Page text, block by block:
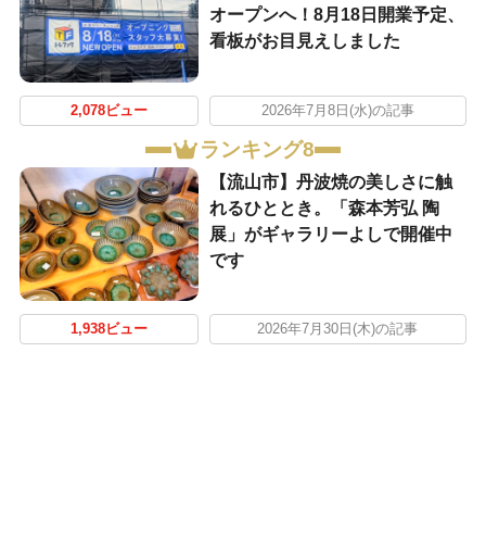
オープンへ！8月18日開業予定、
看板がお目見えしました
2,078ビュー 2026年7月8日(水)の記事
ランキング8
【流山市】丹波焼の美しさに触
れるひととき。「森本芳弘 陶
展」がギャラリーよしで開催中
です
1,938ビュー 2026年7月30日(木)の記事